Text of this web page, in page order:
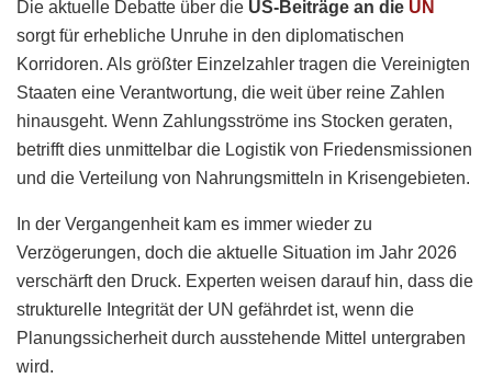
Die aktuelle Debatte über die US-Beiträge an die UN
sorgt für erhebliche Unruhe in den diplomatischen
Korridoren. Als größter Einzelzahler tragen die Vereinigten
Staaten eine Verantwortung, die weit über reine Zahlen
hinausgeht. Wenn Zahlungsströme ins Stocken geraten,
betrifft dies unmittelbar die Logistik von Friedensmissionen
und die Verteilung von Nahrungsmitteln in Krisengebieten.
In der Vergangenheit kam es immer wieder zu
Verzögerungen, doch die aktuelle Situation im Jahr 2026
verschärft den Druck. Experten weisen darauf hin, dass die
strukturelle Integrität der UN gefährdet ist, wenn die
Planungssicherheit durch ausstehende Mittel untergraben
wird.